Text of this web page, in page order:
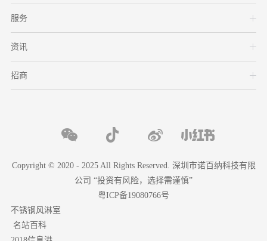
服务
资讯
招商
Copyright © 2020 - 2025 All Rights Reserved. 深圳市诺百纳科技有限
公司 “投资有风险，选择需谨慎”
粤ICP备19080766号
不锈钢风淋室
名站百科